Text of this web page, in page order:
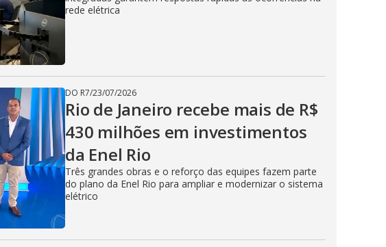
i
d
e
o
rede elétrica
DO R7/23/07/2026
Rio de Janeiro recebe mais de R$
430 milhões em investimentos
da Enel Rio
Três grandes obras e o reforço das equipes fazem parte
do plano da Enel Rio para ampliar e modernizar o sistema
elétrico